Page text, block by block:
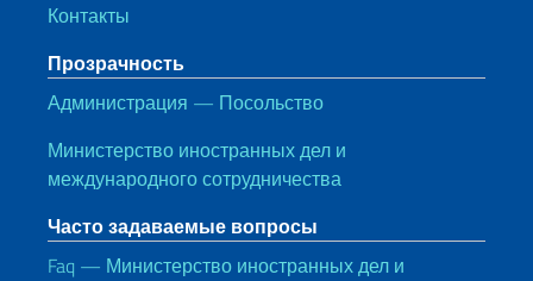
Контакты
Прозрачность
Администрация — Посольство
Министерство иностранных дел и
международного сотрудничества
Часто задаваемые вопросы
Faq — Министерство иностранных дел и